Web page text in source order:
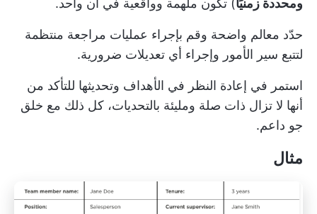
ومحددة زمنيًا) تكون ملهمة وواقعية في آن واحد.
حدّد معالم واضحة وقم بإجراء عمليات مراجعة منتظمة
لتتبع سير الأمور وإجراء أي تعديلات ضرورية.
استمر في إعادة النظر في الأهداف وتحديثها للتأكد من
أنها لا تزال ذات صلة ومليئة بالتحديات، كل ذلك مع خلق
جو داعم.
مثال